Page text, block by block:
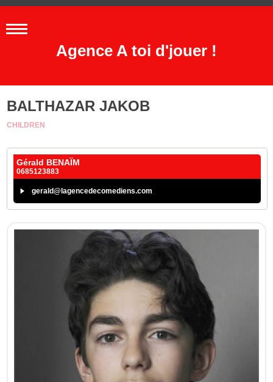
Agence A toi d'jouer !
BALTHAZAR JAKOB
CHILDREN
Gérald BENAÏM
0685123883
gerald@lagencedecomediens.com